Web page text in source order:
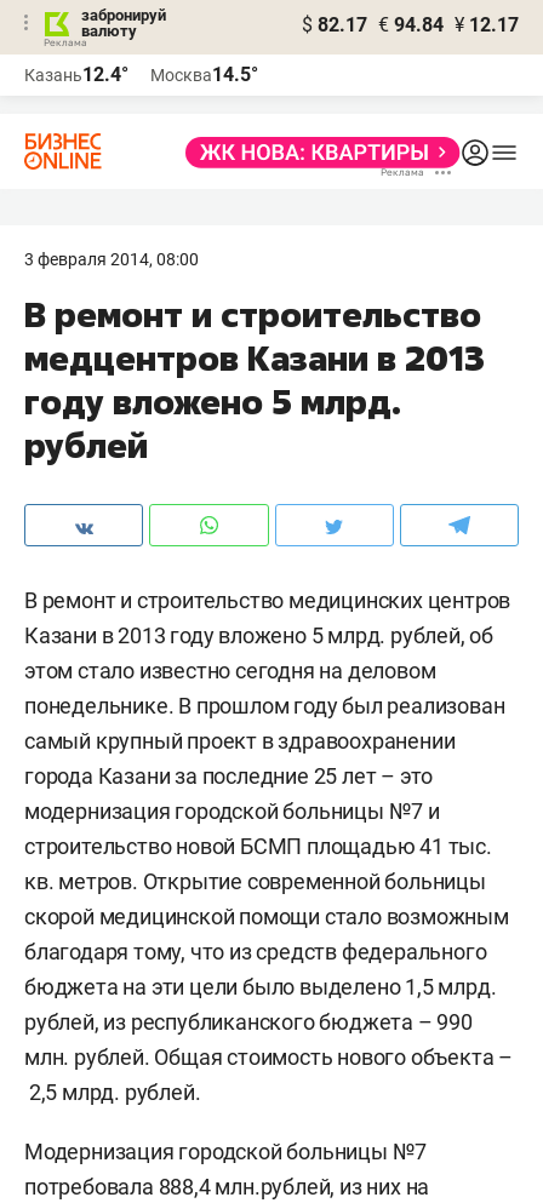
забронируй
валюту
$ 82.17 € 94.84 ¥ 12.17
Казань12.4° Москва14.5°
3 февраля 2014, 08:00
В ремонт и строительство
медцентров Казани в 2013
году вложено 5 млрд.
рублей
В ремонт и строительство медицинских центров
Казани в 2013 году вложено 5 млрд. рублей, об
этом стало известно сегодня на деловом
понедельнике. В прошлом году был реализован
самый крупный проект в здравоохранении
города Казани за последние 25 лет – это
модернизация городской больницы №7 и
строительство новой БСМП площадью 41 тыс.
кв. метров. Открытие современной больницы
скорой медицинской помощи стало возможным
благодаря тому, что из средств федерального
бюджета на эти цели было выделено 1,5 млрд.
рублей, из республиканского бюджета – 990
млн. рублей. Общая стоимость нового объекта –
2,5 млрд. рублей.
Модернизация городской больницы №7
потребовала 888,4 млн.рублей, из них на